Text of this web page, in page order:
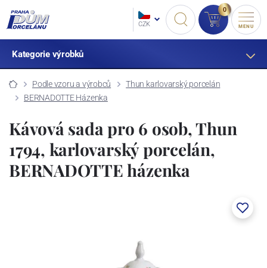
CZK
0
MENU
Kategorie výrobků
Podle vzoru a výrobců
Thun karlovarský porcelán
BERNADOTTE Házenka
Kávová sada pro 6 osob, Thun
1794, karlovarský porcelán,
BERNADOTTE házenka